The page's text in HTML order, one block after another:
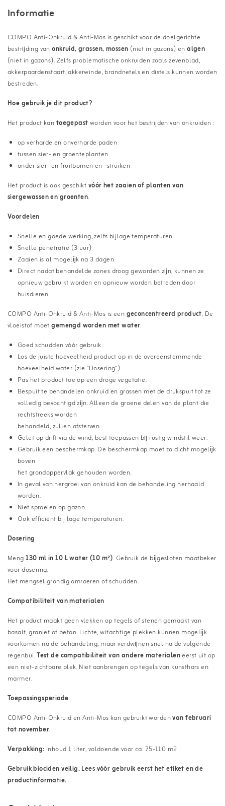
Informatie
COMPO Anti-Onkruid & Anti-Mos is geschikt voor de doelgerichte
bestrĳding vanonkruid, grassen, mossen (niet in gazons) enalgen
(niet in gazons). Zelfs problematische onkruiden zoals zevenblad,
akkerpaardenstaart, akkerwinde, brandnetels en distels kunnen worden
bestreden.
Hoe gebruik je dit product?
Het product kantoegepastworden voor het bestrijden van onkruiden :
op verharde en onverharde paden
tussen sier- en groenteplanten
onder sier- en fruitbomen en -struiken
Het product is ook geschiktvóór het zaaien of planten van
siergewassen en groenten.
Voordelen
Snelle en goede werking, zelfs bijlage temperaturen
Snelle penetratie (3 uur)
Zaaien is al mogelĳk na 3 dagen
Direct nadat behandelde zones droog geworden zĳn, kunnen ze
opnieuw gebruikt worden en opnieuw worden betreden door
huisdieren.
COMPO Anti-Onkruid & Anti-Mos is eengeconcentreerd product. De
vloeistof moetgemengd worden met water:
Goed schudden vóór gebruik.
Los de juiste hoeveelheid product op in de overeenstemmende
hoeveelheid water (zie "Dosering").
Pas het product toe op een droge vegetatie.
Bespuit te behandelen onkruid en grassen met de drukspuit tot ze
volledig bevochtigd zĳn. Alleen de groene delen van de plant die
rechtstreeks worden
behandeld, zullen afsterven.
Gelet op drift via de wind, best toepassen bĳ rustig windstil weer.
Gebruik een beschermkap. De beschermkap moet zo dicht mogelĳk
boven
het grondoppervlak gehouden worden.
In geval van hergroei van onkruid kan de behandeling herhaald
worden.
Niet sproeien op gazon.
Ook efficiënt bij lage temperaturen.
Dosering
Meng130 ml in 10 L water (10 m²). Gebruik de bĳgesloten maatbeker
voor dosering.
Het mengsel grondig omroeren of schudden.
Compatibiliteit van materialen
Het product maakt geen vlekken op tegels of stenen gemaakt van
basalt, graniet of beton. Lichte, witachtige plekken kunnen mogelĳk
voorkomen na de behandeling, maar verdwĳnen snel na de volgende
regenbui.Test de compatibiliteit van andere materialeneerst uit op
een niet-zichtbare plek. Niet aanbrengen op tegels van kunsthars en
marmer.
Toepassingsperiode
COMPO Anti-Onkruid en Anti-Mos kan gebruikt wordenvan februari
tot november.
Verpakking: Inhoud 1 liter, voldoende voor ca. 75-110 m2
Gebruik biociden veilig. Lees vóór gebruik eerst het etiket en de
productinformatie.